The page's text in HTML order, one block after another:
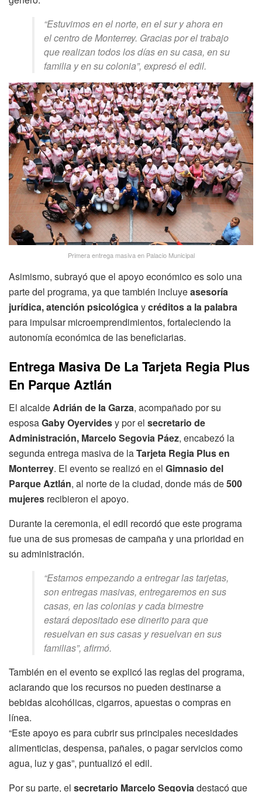
“Estuvimos en el norte, en el sur y ahora en
el centro de Monterrey. Gracias por el trabajo
que realizan todos los días en su casa, en su
familia y en su colonia”, expresó el edil.
Primera entrega masiva en Palacio Municipal
Asimismo, subrayó que el apoyo económico es solo una
parte del programa, ya que también incluyeasesoría
jurídica, atención psicológicaycréditos a la palabra
para impulsar microemprendimientos, fortaleciendo la
autonomía económica de las beneficiarias.
Entrega Masiva De La Tarjeta Regia Plus
En Parque Aztlán
El alcaldeAdrián de la Garza, acompañado por su
esposaGaby Oyervidesy por el secretario de
Administración, Marcelo Segovia Páez, encabezó la
segunda entrega masiva de laTarjeta Regia Plus en
Monterrey. El evento se realizó en el Gimnasio del
Parque Aztlán, al norte de la ciudad, donde más de500
mujeres recibieron el apoyo.
Durante la ceremonia, el edil recordó que este programa
fue una de sus promesas de campaña y una prioridad en
su administración.
“Estamos empezando a entregar las tarjetas,
son entregas masivas, entregaremos en sus
casas, en las colonias y cada bimestre
estará depositado ese dinerito para que
resuelvan en sus casas y resuelvan en sus
familias”, afirmó.
También en el evento se explicó las reglas del programa,
aclarando que los recursos no pueden destinarse a
bebidas alcohólicas, cigarros, apuestas o compras en
línea.
“Este apoyo es para cubrir sus principales necesidades
alimenticias, despensa, pañales, o pagar servicios como
agua, luz y gas”, puntualizó el edil.
Por su parte, el secretario Marcelo Segoviadestacó que